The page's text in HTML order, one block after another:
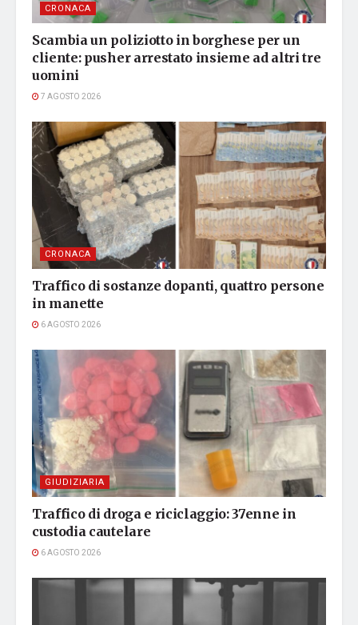
CRONACA
Scambia un poliziotto in borghese per un
cliente: pusher arrestato insieme ad altri tre
uomini
7 AGOSTO 2026
CRONACA
Traffico di sostanze dopanti, quattro persone
in manette
6 AGOSTO 2026
GIUDIZIARIA
Traffico di droga e riciclaggio: 37enne in
custodia cautelare
6 AGOSTO 2026